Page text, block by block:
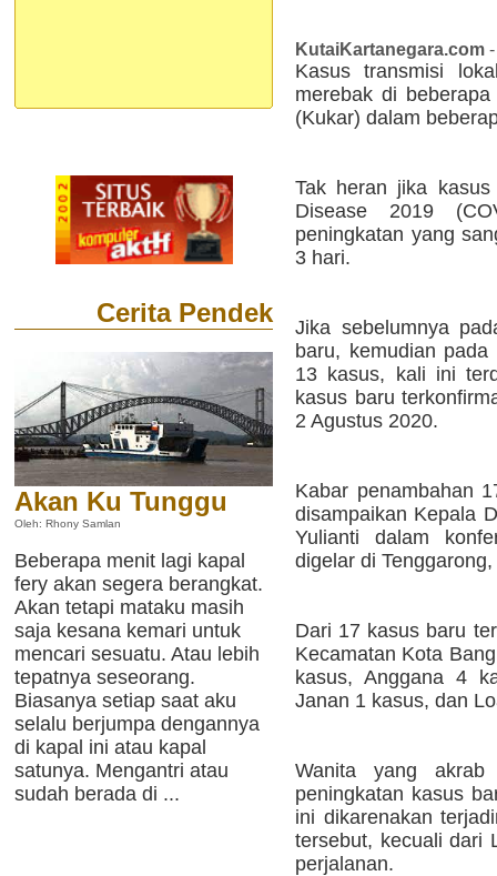
Cerita Pendek
Akan Ku Tunggu
Oleh: Rhony Samlan
Beberapa menit lagi kapal
fery akan segera berangkat.
Akan tetapi mataku masih
saja kesana kemari untuk
mencari sesuatu. Atau lebih
tepatnya seseorang.
Biasanya setiap saat aku
selalu berjumpa dengannya
di kapal ini atau kapal
satunya. Mengantri atau
sudah berada di ...
KutaiKartanegara.com
Kasus transmisi
merebak di
(Kukar) dalam
Tak heran jika kasus
Disease 2019
peningkatan yang
3 hari.
Jika sebelumnya
baru, kemudian
13 kasus, kali ini
kasus baru
2 Agustus 2020.
Kabar penambahan
disampaikan Kepala
Yulianti dalam
digelar di
Dari 17 kasus baru
Kecamatan Kota
kasus, Anggana 4
Janan 1 kasus, dan
Wanita yang
peningkatan kasus
ini dikarenakan
tersebut, kecuali dari
perjalanan.